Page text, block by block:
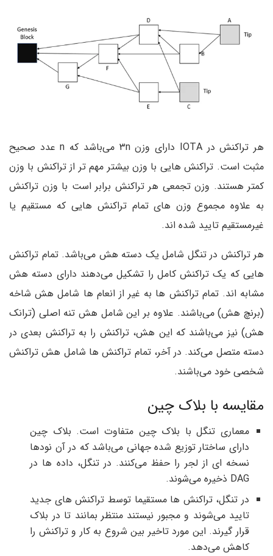
هر تراکنش در IOTA دارای وزن ۳n می‌باشد که n عدد صحیح
مثبت است. تراکنش هایی با وزن بیشتر مهم تر از تراکنش با وزن
کمتر هستند. وزن تجمعی هر تراکنش برابر است با وزن تراکنش
به علاوه مجموع وزن های تمام تراکنش هایی که مستقیم یا
غیرمستقیم تایید شده اند.
هر تراکنش در تنگل شامل یک دسته هش می‌باشد. تمام تراکنش
هایی که یک تراکنش کامل را تشکیل می‌دهند دارای دسته هش
مشابه اند. تمام تراکنش ها به غیر از انعام ها شامل هش شاخه
(برنچ هش) می‌باشند. علاوه بر این شامل هش تنه اصلی (ترانک
هش) نیز می‌باشند که این هش، تراکنش را به تراکنش بعدی در
دسته متصل می‌کند. در آخر، تمام تراکنش ها شامل هش تراکنش
شخصی خود می‌باشند.
مقایسه با بلاک چین
معماری تنگل با بلاک چین متفاوت است. بلاک چین
دارای ساختار توزیع شده جهانی می‌باشد که در آن نودها
نسخه ای از لجر را حفظ می‌کنند. در تنگل، داده ها در
DAG ذخیره می‌شوند.
در تنگل، تراکنش ها مستقیما توسط تراکنش های جدید
تایید می‌شوند و مجبور نیستند منتظر بمانند تا در بلاک
قرار گیرند. این مورد تاخیر بین شروع به کار و تراکنش را
کاهش می‌دهد.